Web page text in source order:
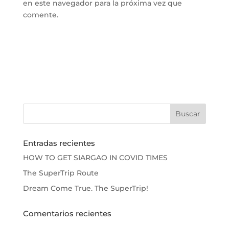
en este navegador para la próxima vez que
comente.
Entradas recientes
HOW TO GET SIARGAO IN COVID TIMES
The SuperTrip Route
Dream Come True. The SuperTrip!
Comentarios recientes